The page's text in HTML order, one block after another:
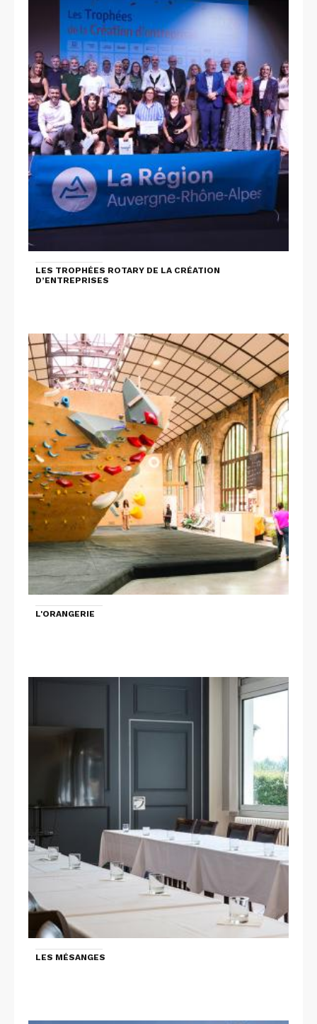
LES TROPHÉES ROTARY DE LA CRÉATION
D’ENTREPRISES
L'ORANGERIE
LES MÉSANGES